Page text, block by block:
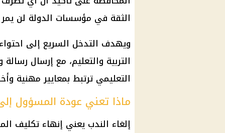
الثقة في مؤسسات الدولة لن
ويهدف التدخل السريع إلى احتواء
التربية والتعليم، مع إرسال
التعليمي ترتبط بمعايير مهنية
ماذا تعني عودة المسؤول
إلغاء الندب يعني إنهاء تكليف